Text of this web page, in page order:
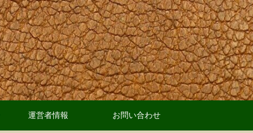
運営者情報 お問い合わせ